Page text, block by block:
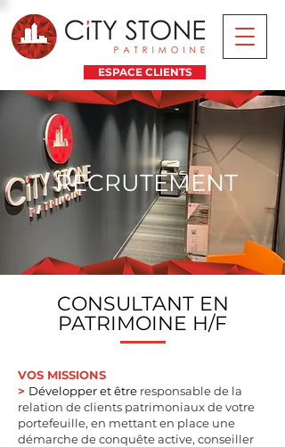
ESPACE CLIENTS
RECRUTEMENT
CONSULTANT EN
PATRIMOINE H/F
VOS MISSIONS
> Développer et être responsable de la
relation de clients patrimoniaux de votre
portefeuille, en mettant en place une
démarche de conquête active, conseiller